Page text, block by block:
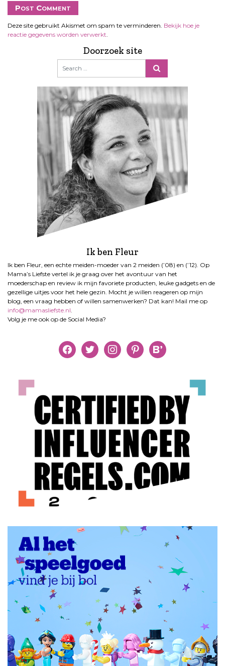
Deze site gebruikt Akismet om spam te verminderen. Bekijk hoe je
reactie gegevens worden verwerkt
Doorzoek site
Ik ben Fleur
Ik ben Fleur, een echte meiden-moeder van 2 meiden (’08) en (’12). Op
Mama’s Liefste vertel ik je graag over het avontuur van het
moederschap en review ik mijn favoriete producten, leuke gadgets en de
gezellige uitjes voor het hele gezin. Mocht je willen reageren op mijn
blog, een vraag hebben of willen samenwerken? Dat kan! Mail me op
info@mamasliefste.nl
Volg je me ook op de Social Media?
facebooktwitter instagrampinterestbloglovin